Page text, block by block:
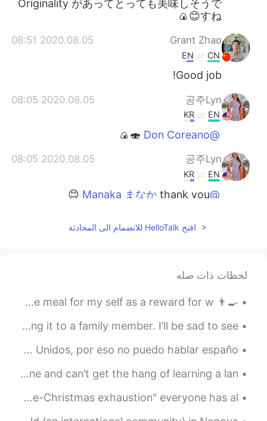
Originality があってとっても美味しそうで
すね😊🍙
Grant Zhao
2020.08.05 08:51
CN
EN
Good job!
공주Lyn
2020.08.05 08:05
EN
KR
@Don Coreano
🍣🍙
공주Lyn
2020.08.05 08:05
EN
KR
@Manaka まなか
thank you 😊
EN
で、今日はおむすび を作りました。
私はどう思いましたか？
Don Coreano
2020.08.05 07:44
افتح HelloTalk للانضمام الى المحادثة
لحظات ذات صله
👨‍🍳 Last night after playing ping pong, I tried cooking a nice meal for my self as a reward for w...
I finished another painting, but this time I’m gifting it to a family member. I’ll be sad to see ...
Soy Mexicano por la sangre pero nací y me crié en Estados Unidos, por eso no puedo hablar españo...
Don’t give up, even when it feels like you are all alone and can’t get the hang of learning a lan...
Alot of people didint come to class today, I call this "pre-Christmas exhaustion" everyone has al...